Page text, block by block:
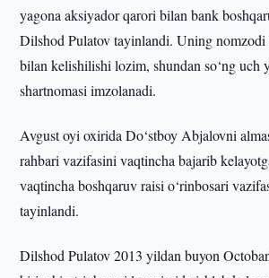
yagona aksiyador qarori bilan bank
Dilshod Pulatov tayinlandi. Uning
bilan kelishilishi lozim, shundan so‘ng uch
shartnomasi imzolanadi.
Avgust oyi oxirida Do‘stboy Abjalovni
rahbari vazifasini vaqtincha bajarib
vaqtincha boshqaruv raisi o‘rinbosari
tayinlandi.
Dilshod Pulatov 2013 yildan buyon